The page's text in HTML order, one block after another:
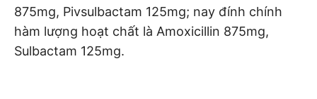
875mg, Pivsulbactam 125mg; nay đính chính
hàm lượng hoạt chất là Amoxicillin 875mg,
Sulbactam 125mg.